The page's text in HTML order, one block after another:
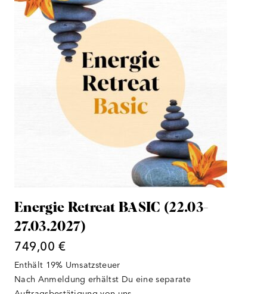
Energie Retreat BASIC (22.03-
27.03.2027)
749,00€
Enthält 19% Umsatzsteuer
Nach Anmeldung erhältst Du eine separate